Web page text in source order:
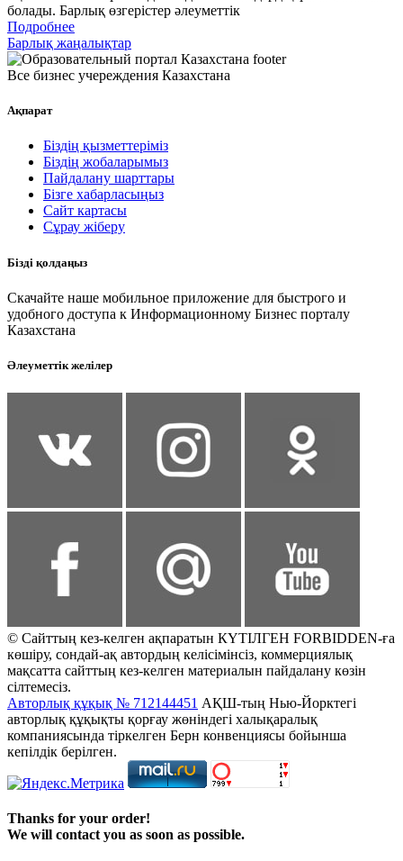
болады. Барлық өзгерістер әлеуметтік
Подробнее
Барлық жаңалықтар
Все бизнес учереждения Казахстана
Ақпарат
Біздің қызметтеріміз
Біздің жобаларымыз
Пайдалану шарттары
Бізге хабарласыңыз
Сайт картасы
Сұрау жіберу
Бізді қолдаңыз
Скачайте наше мобильное приложение для быстрого и
удобного доступа к Информационному Бизнес порталу
Казахстана
Әлеуметтік желілер
© Сайттың кез-келген ақпаратын КҮТІЛГЕН FORBIDDEN-ға
көшіру, сондай-ақ автордың келісімінсіз, коммерциялық
мақсатта сайттың кез-келген материалын пайдалану көзін
сілтемесіз.
Авторлық құқық № 712144451 АҚШ-тың Нью-Йорктегі
авторлық құқықты қорғау жөніндегі халықаралық
компаниясында тіркелген Берн конвенциясы бойынша
кепілдік берілген.
Thanks for your order!
We will contact you as soon as possible.